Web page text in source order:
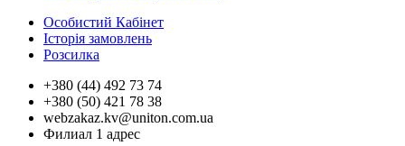
Особистий Кабінет
Історія замовлень
Розсилка
+380 (44) 492 73 74
+380 (50) 421 78 38
webzakaz.kv@uniton.com.ua
Филиал 1 адрес